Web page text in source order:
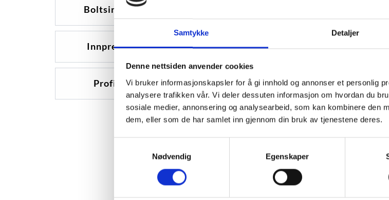
Samtykke Detaljer
Denne nettsiden anvender cookies
Vi bruker informasjonskapsler for å gi innhold og annonser et personlig
analysere trafikken vår. Vi deler dessuten informasjon om hvordan du
sosiale medier, annonsering og analysearbeid, som kan kombinere den
dem, eller som de har samlet inn gjennom din bruk av tjenestene deres.
Nødvendig
Egenskaper
Boltsirkel
Innpress 35
Profil 0